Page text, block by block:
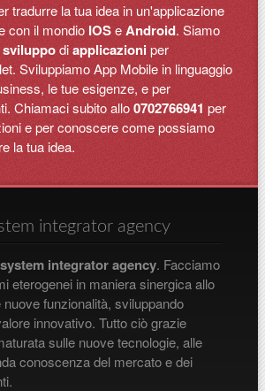
tradurre la tua idea in un'applicazione
con il mondio IOSeAndroid. Siamo
sviluppodiapplicazioniper
Sviluppiamo App Mobile in linguaggio
le tue esigenze, e per
Chiamaci subito allo0702766941 per
e per conoscere come possiamo
la tua idea.
integrator agency
integrator agency. Facciamo
eterogenei in maniera sinergica allo
funzionalità, sviluppando
innovativo. Tutto ciò grazie
sulle nuove tecnologie, alle
conoscenza del mercato e dei